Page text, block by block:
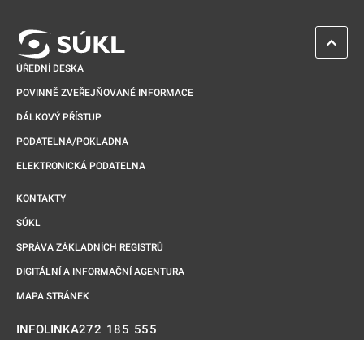
ÚŘEDNÍ DESKA
POVINNĚ ZVEŘEJŇOVANÉ INFORMACE
DÁLKOVÝ PŘÍSTUP
PODATELNA/POKLADNA
ELEKTRONICKÁ PODATELNA
KONTAKTY
SÚKL
SPRÁVA ZÁKLADNÍCH REGISTRŮ
DIGITÁLNÍ A INFORMAČNÍ AGENTURA
MAPA STRÁNEK
INFOLINKA272 185 555
ZPĚT